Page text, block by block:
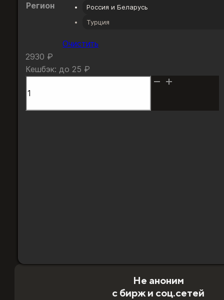
Регион
Россия и Беларусь
Турция
Очистить
2930 ₽
Кешбэк: до 25 ₽
товара
Не аноним
с бирж и соц.сетей